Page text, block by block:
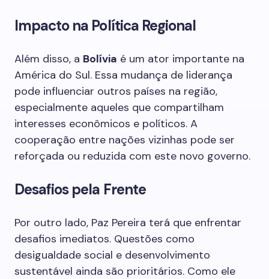
Impacto na Política Regional
Além disso, a Bolívia é um ator importante na
América do Sul. Essa mudança de liderança
pode influenciar outros países na região,
especialmente aqueles que compartilham
interesses econômicos e políticos. A
cooperação entre nações vizinhas pode ser
reforçada ou reduzida com este novo governo.
Desafios pela Frente
Por outro lado, Paz Pereira terá que enfrentar
desafios imediatos. Questões como
desigualdade social e desenvolvimento
sustentável ainda são prioritários. Como ele